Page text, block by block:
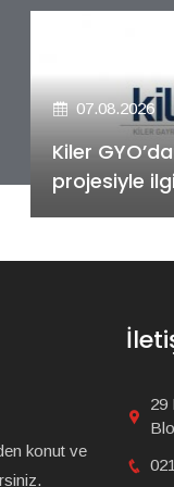
07.08.2026
Alya
anahtar
konut ve
29